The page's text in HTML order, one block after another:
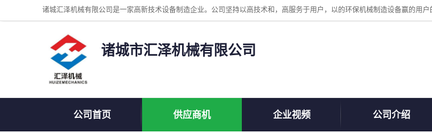
诸城市汇泽机械有限公司
公司首页 供应商机 企业视频 公司介绍